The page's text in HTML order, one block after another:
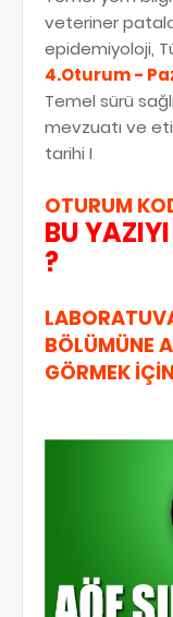
veteriner
epidemiyoloji,
4.Oturum -
Temel sürü
mevzuatı ve
tarihi I
OTURUM
BU
?
BÖLÜMÜNE
GÖRMEK